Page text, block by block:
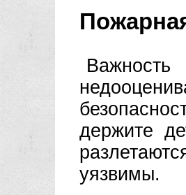
Важность
держите
уязвимы.